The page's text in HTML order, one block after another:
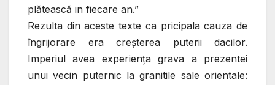
plătească in fiecare an.”
Rezulta din aceste texte ca pricipala cauza de
îngrijorare era creşterea puterii dacilor.
Imperiul avea experienţa grava a prezentei
unui vecin puternic la granitile sale orientale: